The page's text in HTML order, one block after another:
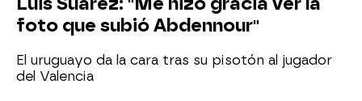
foto que subió Abdennour"
El uruguayo da la cara tras su pisotón al jugador
del Valencia